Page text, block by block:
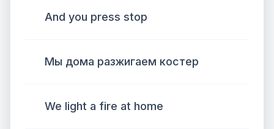
And you press stop
Мы дома разжигаем костер
We light a fire at home